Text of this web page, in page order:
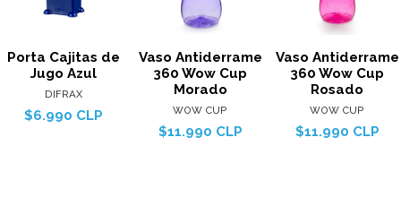
Porta Cajitas de
Jugo Azul
DIFRAX
$6.990 CLP
Vaso Antiderrame
360 Wow Cup
Morado
WOW CUP
$11.990 CLP
Vaso Antiderrame
360 Wow Cup
Rosado
WOW CUP
$11.990 CLP